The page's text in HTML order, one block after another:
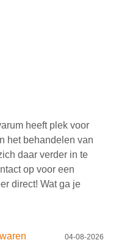
heeft plek voor
het behandelen van
daar verder in te
op voor een
direct! Wat ga je
04-08-2026